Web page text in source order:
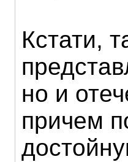
Кстати,
но и
причем